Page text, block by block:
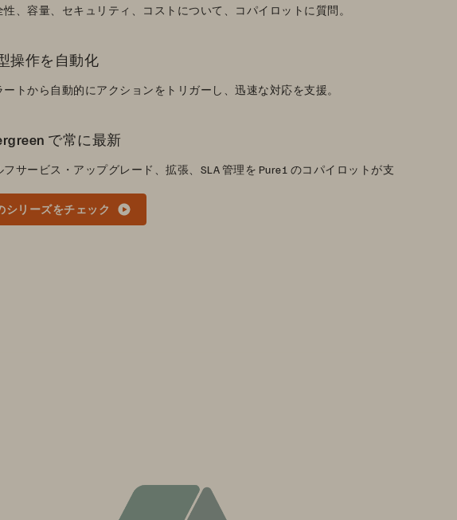
性、容量、セキュリティ、コストについて、コパイロットに質問。
操作を自動化
ートから自動的にアクションをトリガーし、迅速な対応を支援。
で常に最新
フサービス・アップグレード、拡張、SLA 管理を Pure1 のコパイロットが支
シリーズをチェック